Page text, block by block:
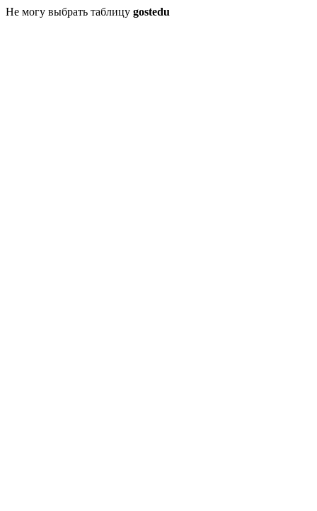
Не могу выбрать таблицу gostedu